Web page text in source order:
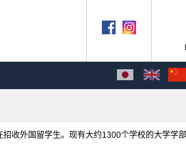
收外国留学生。现有大约1300个学校的大学学部